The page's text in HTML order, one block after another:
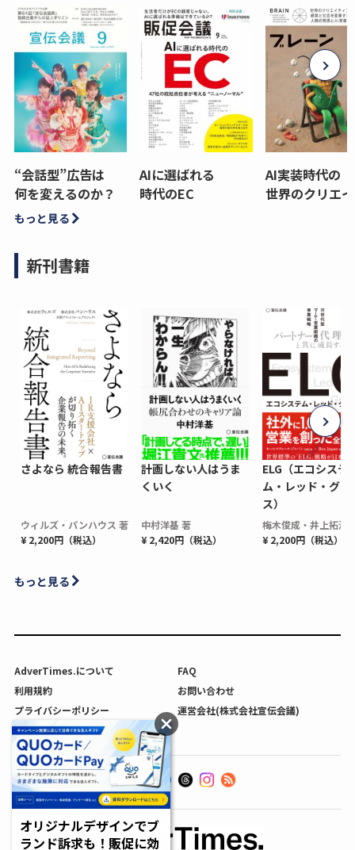
“会話型”広告は
何を変えるのか？
AIに選ばれる
時代のEC
AI実装時代の
世界のクリエ
もっと見る
新刊書籍
さよなら 統合報告書
ウィルズ・パンハウス 著
¥ 2,200円（税込）
計画しない人はうま
くいく
中村洋基 著
¥ 2,420円（税込）
ELG（エコシステ
ム・レッド・グロ
ス）
梅木俊成・井上拓海
¥ 2,200円（税込）
もっと見る
AdverTimes.について
FAQ
利用規約
お問い合わせ
プライバシーポリシー
運営会社(株式会社宣伝会議)
利用者情報の外部送信について
オリジナルデザインでブ
ランド訴求も！販促に効